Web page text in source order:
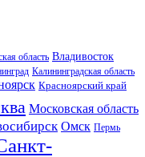
область Владивосток
Калининградская область
Красноярский край
Московская область
Омск Пермь